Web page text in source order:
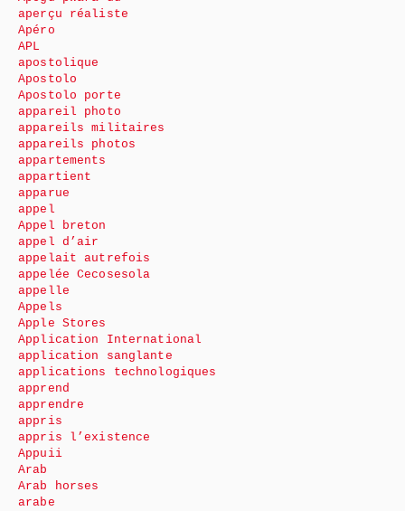
aperçu réaliste
Apéro
APL
apostolique
Apostolo
Apostolo porte
appareil photo
appareils militaires
appareils photos
appartements
appartient
apparue
appel
Appel breton
appel d’air
appelait autrefois
appelée Cecosesola
appelle
Appels
Apple Stores
Application International
application sanglante
applications technologiques
apprend
apprendre
appris
appris l’existence
Appuii
Arab
Arab horses
arabe